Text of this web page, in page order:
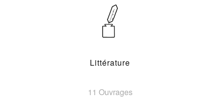
Littérature
11 Ouvrages